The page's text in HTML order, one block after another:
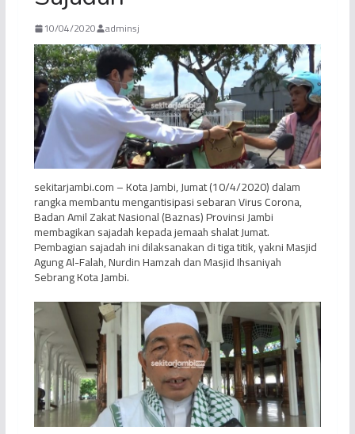
10/04/2020 adminsj
sekitarjambi.com – Kota Jambi, Jumat (10/4/2020) dalam
rangka membantu mengantisipasi sebaran Virus Corona,
Badan Amil Zakat Nasional (Baznas) Provinsi Jambi
membagikan sajadah kepada jemaah shalat Jumat.
Pembagian sajadah ini dilaksanakan di tiga titik, yakni Masjid
Agung Al-Falah, Nurdin Hamzah dan Masjid Ihsaniyah
Sebrang Kota Jambi.